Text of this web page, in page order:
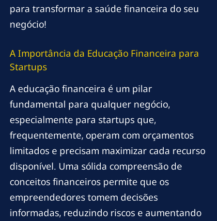
para transformar a saúde financeira do seu
negócio!
A Importância da Educação Financeira para
Startups
A educação financeira é um pilar
fundamental para qualquer negócio,
especialmente para startups que,
frequentemente, operam com orçamentos
limitados e precisam maximizar cada recurso
disponível. Uma sólida compreensão de
conceitos financeiros permite que os
empreendedores tomem decisões
informadas, reduzindo riscos e aumentando